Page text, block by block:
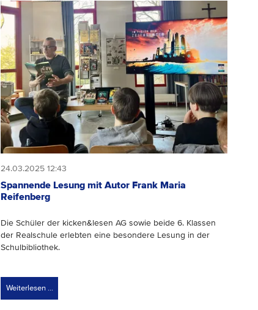
24.03.2025 12:43
Spannende Lesung mit Autor Frank Maria
Reifenberg
Die Schüler der kicken&lesen AG sowie beide 6. Klassen
der Realschule erlebten eine besondere Lesung in der
Schulbibliothek.
Weiterlesen …